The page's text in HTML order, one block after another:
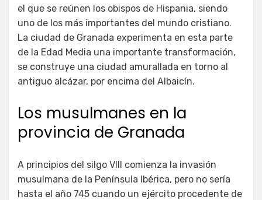
el que se reúnen los obispos de Hispania, siendo
uno de los más importantes del mundo cristiano.
La ciudad de Granada experimenta en esta parte
de la Edad Media una importante transformación,
se construye una ciudad amurallada en torno al
antiguo alcázar, por encima del Albaicín.
Los musulmanes en la
provincia de Granada
A principios del silgo VIII comienza la invasión
musulmana de la Península Ibérica, pero no sería
hasta el año 745 cuando un ejército procedente de